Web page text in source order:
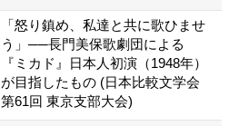
「怒り鎮め、私達と共に歌ひませ
う」──長門美保歌劇団による
『ミカド』日本人初演（1948年）
が目指したもの (日本比較文学会
第61回 東京支部大会)